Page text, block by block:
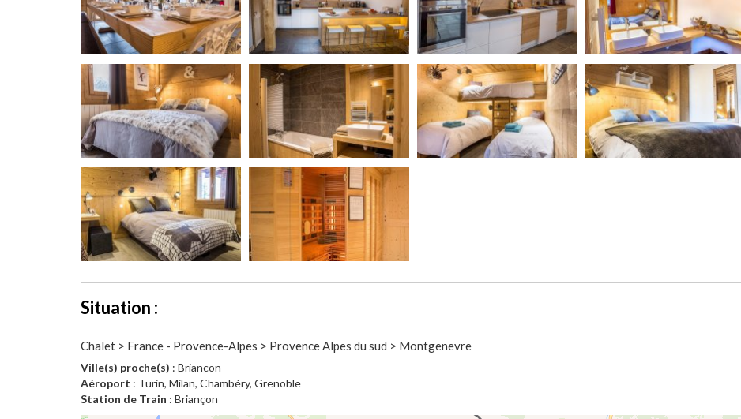
Situation :
Chalet > France - Provence-Alpes > Provence Alpes du sud > Montgenevre
Ville(s) proche(s) : Briancon
Aéroport : Turin, Milan, Chambéry, Grenoble
Station de Train : Briançon